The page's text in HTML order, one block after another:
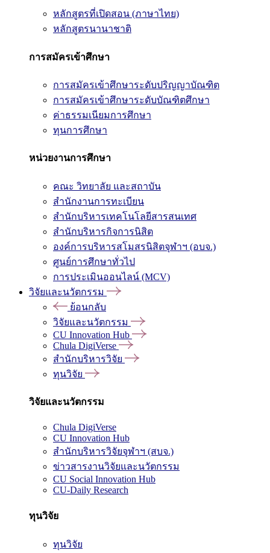
หลักสูตรที่เปิดสอน (ภาษาไทย)
หลักสูตรนานาชาติ
การสมัครเข้าศึกษา
การสมัครเข้าศึกษาระดับปริญญาบัณฑิต
การสมัครเข้าศึกษาระดับบัณฑิตศึกษา
ค่าธรรมเนียมการศึกษา
ทุนการศึกษา
หน่วยงานการศึกษา
คณะ วิทยาลัย และสถาบัน
สำนักงานการทะเบียน
สำนักบริหารเทคโนโลยีสารสนเทศ
สำนักบริหารกิจการนิสิต
องค์การบริหารสโมสรนิสิตจุฬาฯ (อบจ.)
ศูนย์การศึกษาทั่วไป
การประเมินออนไลน์ (MCV)
วิจัยและนวัตกรรม
ย้อนกลับ
วิจัยและนวัตกรรม
CU Innovation Hub
Chula DigiVerse
สำนักบริหารวิจัย
ทุนวิจัย
วิจัยและนวัตกรรม
Chula DigiVerse
CU Innovation Hub
สำนักบริหารวิจัยจุฬาฯ (สบจ.)
ข่าวสารงานวิจัยและนวัตกรรม
CU Social Innovation Hub
CU-Daily Research
ทุนวิจัย
ทุนวิจัย